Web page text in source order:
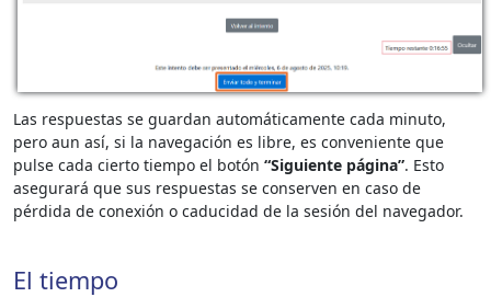
Las respuestas se guardan automáticamente cada minuto,
pero aun así, si la navegación es libre, es conveniente que
pulse cada cierto tiempo el botón “Siguiente página”. Esto
asegurará que sus respuestas se conserven en caso de
pérdida de conexión o caducidad de la sesión del navegador.
El tiempo